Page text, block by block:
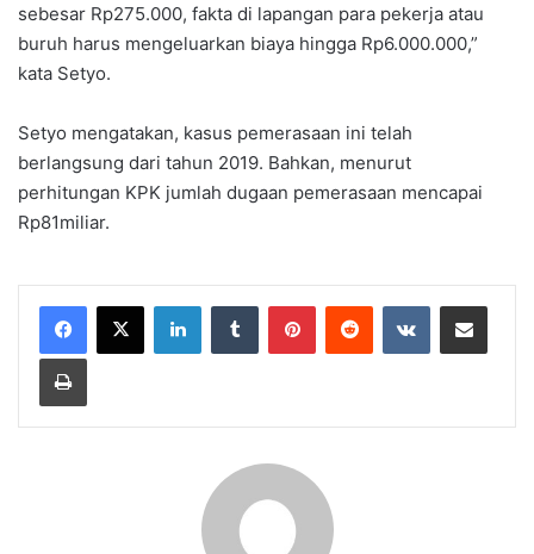
sebesar Rp275.000, fakta di lapangan para pekerja atau
buruh harus mengeluarkan biaya hingga Rp6.000.000,”
kata Setyo.
Setyo mengatakan, kasus pemerasaan ini telah
berlangsung dari tahun 2019. Bahkan, menurut
perhitungan KPK jumlah dugaan pemerasaan mencapai
Rp81miliar.
LinkedInTumblr PinterestReddit VKontakteShare via Email
Print